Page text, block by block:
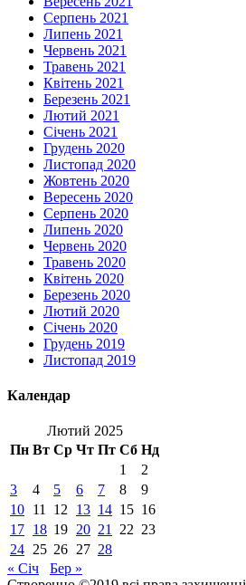
Серпень 2021
Липень 2021
Червень 2021
Травень 2021
Квітень 2021
Березень 2021
Лютий 2021
Січень 2021
Грудень 2020
Листопад 2020
Жовтень 2020
Вересень 2020
Серпень 2020
Липень 2020
Червень 2020
Травень 2020
Квітень 2020
Березень 2020
Лютий 2020
Січень 2020
Грудень 2019
Листопад 2019
Календар
Лютий 2025
Пн Вт Ср Чт Пт Сб Нд
1
2
3
4 5 6 7 8
9
10 11 12 13 14 15 16
17 18 19 20 21 22 23
24 25 26 27 28
« Січ
Бер »